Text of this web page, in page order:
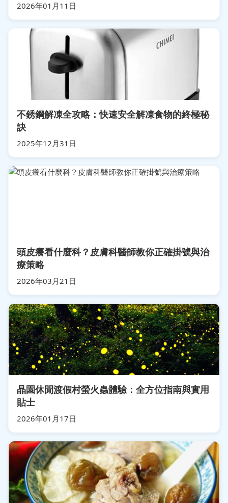
2026年01月11日
不銹鋼解凍全攻略：快速安全解凍食物的終極秘
訣
2025年12月31日
頭皮癢看什麼科？皮膚科醫師教你正確掛號與治
療策略
2026年03月21日
晶園休閒渡假村螢火蟲體驗：全方位指南與實用
貼士
2026年01月17日